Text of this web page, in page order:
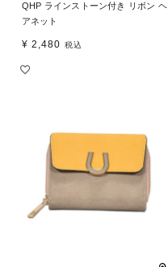
QHP ラインストーン付き リボン ヘ
アネット
¥ 2,480 税込